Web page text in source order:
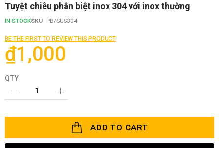
Skip
the
of
the
images
gallery
Tuyệt chiêu phân biệt inox 304 với inox thường
IN STOCKSKU PB/SUS304
BE THE FIRST TO REVIEW THIS PRODUCT
₫1,000
QTY
ADD TO CART